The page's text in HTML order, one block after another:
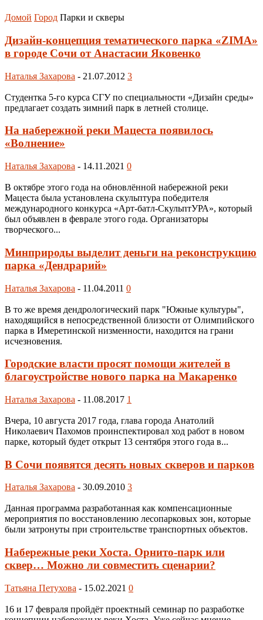
Домой Город Парки и скверы
Дизайн-концепция тематического парка «ZIMA»
в городе Сочи от Анастасии Яковенко
Наталья Захарова - 21.07.2012 3
Студентка 5-го курса СГУ по специальности «Дизайн среды»
предлагает создать зимний парк в летней столице.
На набережной реки Мацеста появилось
«Волнение»
Наталья Захарова - 14.11.2021 0
В октябре этого года на обновлённой набережной реки
Мацеста была установлена скульптура победителя
международного конкурса «Арт-батл-СкульптУРА», который
был объявлен в феврале этого года. Организаторы
творческого...
Минприроды выделит деньги на реконструкцию
парка «Дендрарий»
Наталья Захарова - 11.04.2011 0
В то же время дендрологический парк "Южные культуры",
находящийся в непосредственной близости от Олимпийского
парка в Имеретинской низменности, находится на грани
исчезновения.
Городские власти просят помощи жителей в
благоустройстве нового парка на Макаренко
Наталья Захарова - 11.08.2017 1
Вчера, 10 августа 2017 года, глава города Анатолий
Николаевич Пахомов проинспектировал ход работ в новом
парке, который будет открыт 13 сентября этого года в...
В Сочи появятся десять новых скверов и парков
Наталья Захарова - 30.09.2010 3
Данная программа разработанная как компенсационные
мероприятия по восстановлению лесопарковых зон, которые
были затронуты при строительстве транспортных объектов.
Набережные реки Хоста. Орнито-парк или
сквер… Можно ли совместить сценарии?
Татьяна Петухова - 15.02.2021 0
16 и 17 февраля пройдёт проектный семинар по разработке